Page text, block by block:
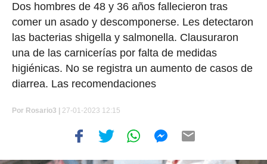
Dos hombres de 48 y 36 años fallecieron tras
comer un asado y descomponerse. Les detectaron
las bacterias shigella y salmonella. Clausuraron
una de las carnicerías por falta de medidas
higiénicas. No se registra un aumento de casos de
diarrea. Las recomendaciones
Por Rosario3 | 27-01-2023 12:15